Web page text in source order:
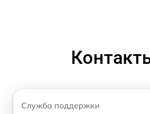
Служба поддержки